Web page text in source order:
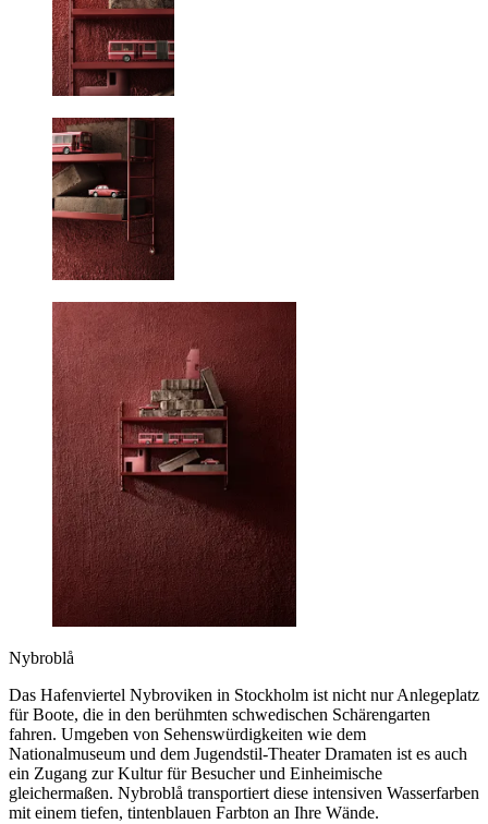
Nybroblå
Das Hafenviertel Nybroviken in Stockholm ist nicht nur Anlegeplatz
für Boote, die in den berühmten schwedischen Schärengarten
fahren. Umgeben von Sehenswürdigkeiten wie dem
Nationalmuseum und dem Jugendstil-Theater Dramaten ist es auch
ein Zugang zur Kultur für Besucher und Einheimische
gleichermaßen. Nybroblå transportiert diese intensiven Wasserfarben
mit einem tiefen, tintenblauen Farbton an Ihre Wände.